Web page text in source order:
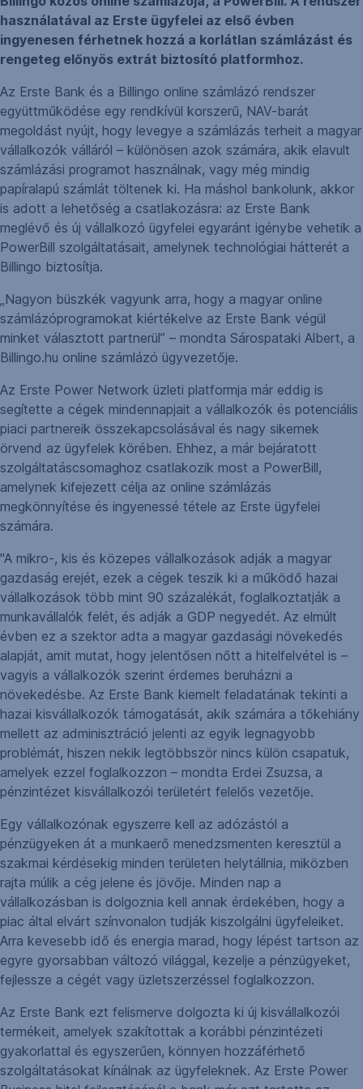
használatával az Erste ügyfelei az első évben
ingyenesen férhetnek hozzá a korlátlan számlázást és
rengeteg előnyös extrát biztosító platformhoz.
Az Erste Bank és a Billingo online számlázó rendszer
együttműködése egy rendkívül korszerű, NAV-barát
megoldást nyújt, hogy levegye a számlázás terheit a magyar
vállalkozók válláról – különösen azok számára, akik elavult
számlázási programot használnak, vagy még mindig
papíralapú számlát töltenek ki. Ha máshol bankolunk, akkor
is adott a lehetőség a csatlakozásra: az Erste Bank
meglévő és új vállalkozó ügyfelei egyaránt igénybe vehetik a
PowerBill szolgáltatásait, amelynek technológiai hátterét a
Billingo biztosítja.
„Nagyon büszkék vagyunk arra, hogy a magyar online
számlázóprogramokat kiértékelve az Erste Bank végül
minket választott partnerül” – mondta Sárospataki Albert, a
Billingo.hu online számlázó ügyvezetője.
Az Erste Power Network üzleti platformja már eddig is
segítette a cégek mindennapjait a vállalkozók és potenciális
piaci partnereik összekapcsolásával és nagy sikernek
örvend az ügyfelek körében. Ehhez, a már bejáratott
szolgáltatáscsomaghoz csatlakozik most a PowerBill,
amelynek kifejezett célja az online számlázás
megkönnyítése és ingyenessé tétele az Erste ügyfelei
számára.
"A mikro-, kis és közepes vállalkozások adják a magyar
gazdaság erejét, ezek a cégek teszik ki a működő hazai
vállalkozások több mint 90 százalékát, foglalkoztatják a
munkavállalók felét, és adják a GDP negyedét. Az elmúlt
évben ez a szektor adta a magyar gazdasági növekedés
alapját, amit mutat, hogy jelentősen nőtt a hitelfelvétel is –
vagyis a vállalkozók szerint érdemes beruházni a
növekedésbe. Az Erste Bank kiemelt feladatának tekinti a
hazai kisvállalkozók támogatását, akik számára a tőkehiány
mellett az adminisztráció jelenti az egyik legnagyobb
problémát, hiszen nekik legtöbbször nincs külön csapatuk,
amelyek ezzel foglalkozzon – mondta Erdei Zsuzsa, a
pénzintézet kisvállalkozói területért felelős vezetője.
Egy vállalkozónak egyszerre kell az adózástól a
pénzügyeken át a munkaerő menedzsmenten keresztül a
szakmai kérdésekig minden területen helytállnia, miközben
rajta múlik a cég jelene és jövője. Minden nap a
vállalkozásban is dolgoznia kell annak érdekében, hogy a
piac által elvárt színvonalon tudják kiszolgálni ügyfeleiket.
Arra kevesebb idő és energia marad, hogy lépést tartson az
egyre gyorsabban változó világgal, kezelje a pénzügyeket,
fejlessze a cégét vagy üzletszerzéssel foglalkozzon.
Az Erste Bank ezt felismerve dolgozta ki új kisvállalkozói
termékeit, amelyek szakítottak a korábbi pénzintézeti
gyakorlattal és egyszerűen, könnyen hozzáférhető
szolgáltatásokat kínálnak az ügyfeleknek. Az Erste Power